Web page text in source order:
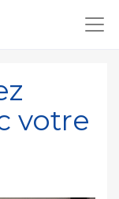
votre